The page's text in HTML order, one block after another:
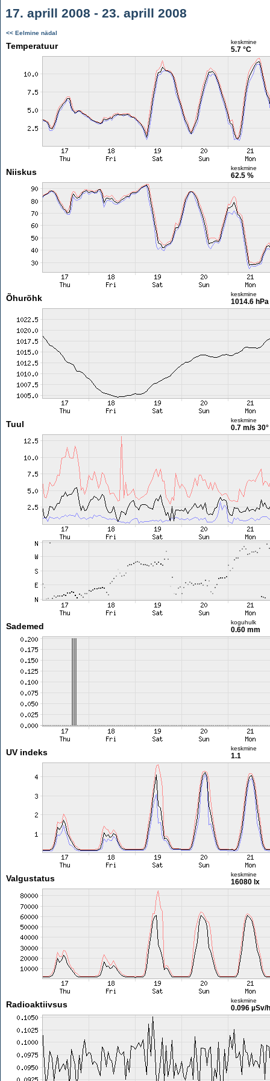
17. aprill 2008 - 23. aprill 2008
<< Eelmine nädal
Temperatuur keskmine
5.7 °C
Niiskus keskmine
62.5 %
Õhurõhk keskmine
1014.6 hPa
Tuul keskmine
0.7 m/s 30°
Sademed koguhulk
0.60 mm
UV indeks keskmine
1.1
Valgustatus keskmine
16080 lx
Radioaktiivsus keskmine
0.096 µSv/h